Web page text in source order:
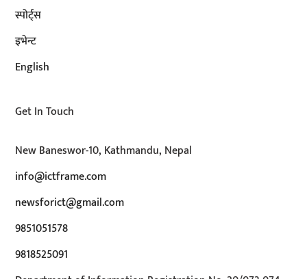
स्पोर्ट्स
इभेन्ट
English
Get In Touch
New Baneswor-10, Kathmandu, Nepal
info@ictframe.com
newsforict@gmail.com
9851051578
9818525091